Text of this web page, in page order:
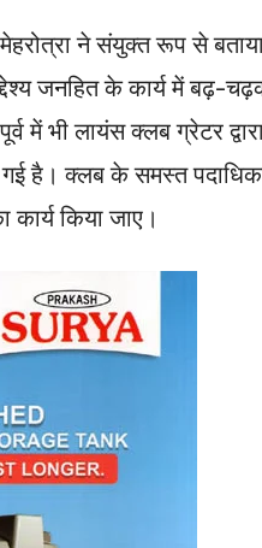
ने संयुक्त रूप से
जनहित के कार्य में बढ़-
में भी लायंस क्लब ग्रेटर
गई है। क्लब के समस्त
किया जाए।